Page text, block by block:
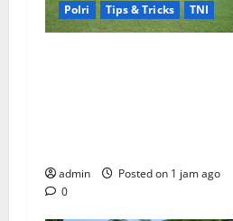
Polri
Tips & Tricks TNI
admin
Posted on 1 jam ago
0